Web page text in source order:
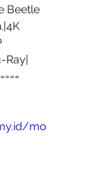
Beetle
Ray|
mo